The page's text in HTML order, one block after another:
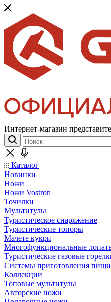
Интернет-магазин
Каталог
Новинки
Ножи
Ножи Vostron
Точилки
Мультитулы
Туристическое снаряжение
Туристические топоры
Мачете кукри
Многофункциональные
Туристические газовые
Системы приготовления пищи
Коллекции
Топовые мультитулы
Авторские ножи